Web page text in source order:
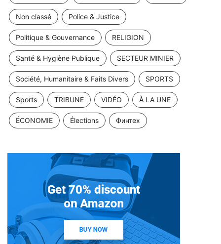
Non classé Police & Justice
Politique & Gouvernance RELIGION
Santé & Hygiène Publique SECTEUR MINIER
Société, Humanitaire & Faits Divers SPORTS
Sports TRIBUNE VIDÉO À LA UNE
ÉCONOMIE Élections Финтех